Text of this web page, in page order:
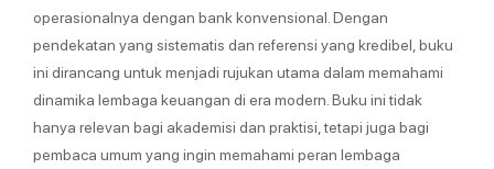
operasionalnya dengan bank konvensional. Dengan
pendekatan yang sistematis dan referensi yang kredibel, buku
ini dirancang untuk menjadi rujukan utama dalam memahami
dinamika lembaga keuangan di era modern. Buku ini tidak
hanya relevan bagi akademisi dan praktisi, tetapi juga bagi
pembaca umum yang ingin memahami peran lembaga